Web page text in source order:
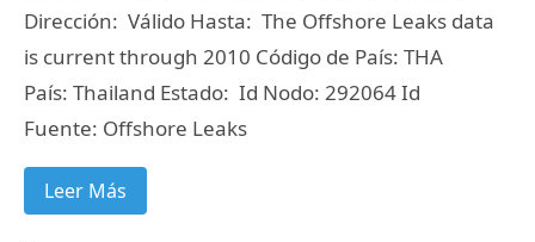
Dirección: Válido Hasta: The Offshore Leaks data
is current through 2010 Código de País: THA
País: Thailand Estado: Id Nodo: 292064 Id
Fuente: Offshore Leaks
Leer Más